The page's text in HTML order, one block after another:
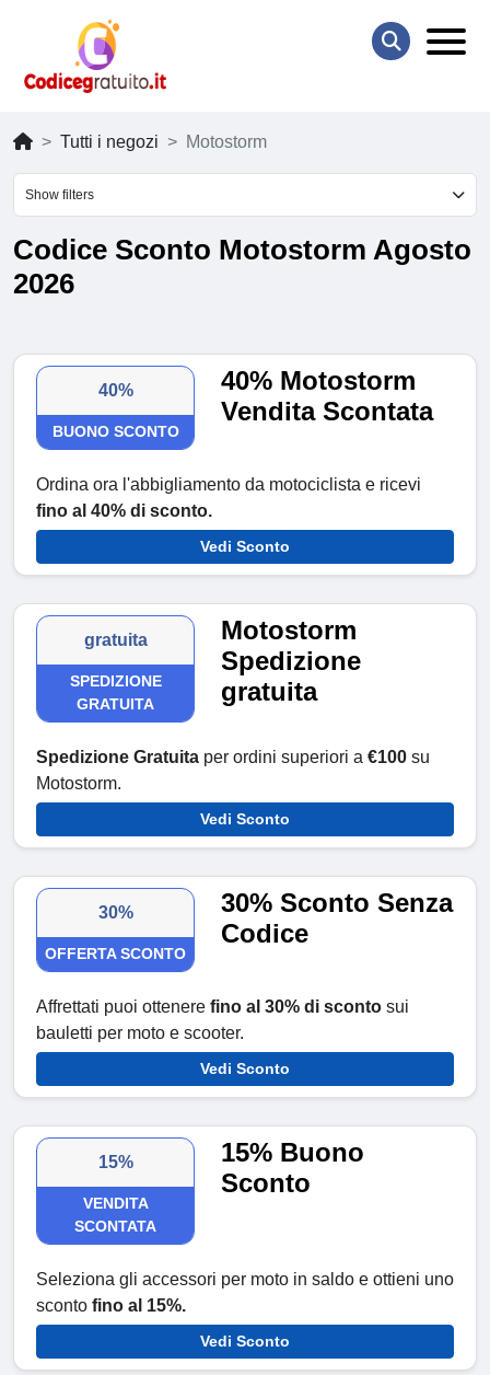
Tutti i negozi Motostorm
Show filters
Codice Sconto Motostorm Agosto
2026
40%
BUONO SCONTO
40% Motostorm
Vendita Scontata
Ordina ora l'abbigliamento da motociclista e ricevi
fino al 40% di sconto.
Vedi Sconto
gratuita
SPEDIZIONE
GRATUITA
Motostorm
Spedizione
gratuita
Spedizione Gratuita per ordini superiori a €100 su
Motostorm.
Vedi Sconto
30%
OFFERTA SCONTO
30% Sconto Senza
Codice
Affrettati puoi ottenere fino al 30% di sconto sui
bauletti per moto e scooter.
Vedi Sconto
15%
VENDITA
SCONTATA
15% Buono
Sconto
Seleziona gli accessori per moto in saldo e ottieni uno
sconto fino al 15%.
Vedi Sconto